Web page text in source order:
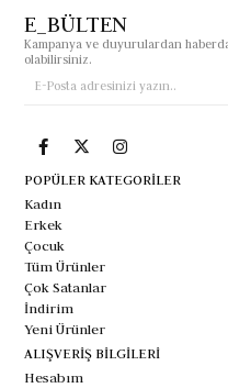
E_BÜLTEN
Kampanya ve duyurulardan
olabilirsiniz.
POPÜLER KATEGORİLER
Kadın
Erkek
Çocuk
Tüm Ürünler
Çok Satanlar
İndirim
Yeni Ürünler
ALIŞVERİŞ BİLGİLERİ
Hesabım